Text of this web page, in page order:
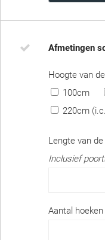
Afmetingen
Hoogte van
100cm
220cm
Lengte van
Inclusief
Aantal hoeken